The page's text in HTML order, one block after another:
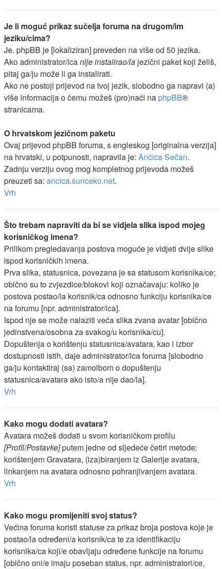
Je li moguć prikaz sučelja foruma na drugom/im
jeziku/cima?
Je. phpBB je [lokaliziran] preveden na više od 50 jezika.
Ako administrator/icanije instalirao/la jezični paket koji želiš,
pitaj ga/ju može li ga instalirati.
Ako ne postoji prijevod na tvoj jezik, slobodno ga napravi (a)
više informacija o čemu možeš (pro)naći na phpBB®
stranicama.
O hrvatskom jezičnom paketu
Ovaj prijevod phpBB foruma, s engleskog [originalna verzija]
na hrvatski, u potpunosti, napravila je: Ančica Sečan.
Zadnju verziju ovog mog kompletnog prijevoda možeš
preuzeti sa: ancica.sunceko.net.
Vrh
Što trebam napraviti da bi se vidjela slika ispod mojeg
korisničkog imena?
Prilikom pregledavanja postova moguće je vidjeti dvije slike
ispod korisničkih imena.
Prva slika, statusnica, povezana je sa statusom korisnika/ce;
obično su to zvjezdice/blokovi koji označavaju: koliko je
postova postao/la korisnik/ca odnosno funkciju korisnika/ce
na forumu [npr. administrator/ica].
Ispod nje se može nalaziti veća slika zvana avatar [obično
jedinstvena/osobna za svakog/u korisnika/cu].
Dopuštenja o korištenju statusnica/avatara, kao i izbor
dostupnosti istih, daje administrator/ica foruma [slobodno
ga/ju kontaktiraj (sa) zamolbom o dopuštenju
statusnica/avatara ako isto/a nije dao/la].
Vrh
Kako mogu dodati avatara?
Avatara možeš dodati u svom korisničkom profilu
[Profil/Postavke]putem jedne od sljedeće četiri metode:
korištenjem Gravatara, (iza)biranjem iz Galerije avatara,
linkanjem na avatara odnosno pohranjivanjem avatara.
Vrh
Kako mogu promijeniti svoj status?
Većina foruma koristi statuse za prikaz broja postova koje je
postao/la određeni/a korisnik/ca te za identifikaciju
korisnika/ca koji/e obavljaju određene funkcije na forumu
[obično oni/e imaju poseban status, npr. administratori/ce,